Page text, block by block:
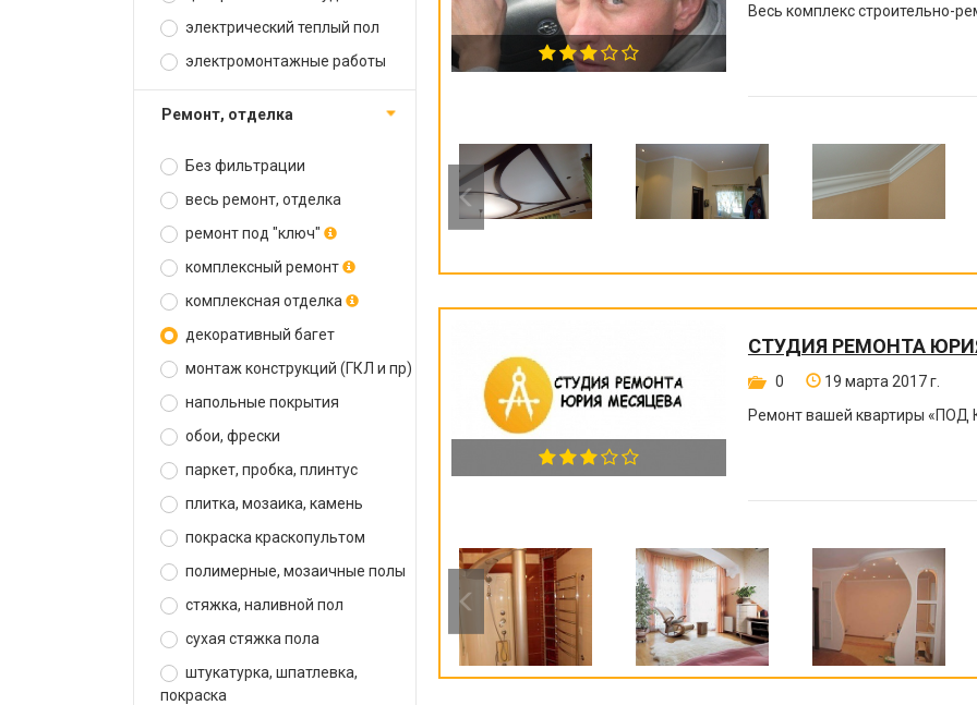
электрический теплый пол
электромонтажные работы
ремонт, отделка
Без фильтрации
весь ремонт, отделка
ремонт под "ключ"
комплексный ремонт
комплексная отделка
декоративный багет
монтаж конструкций (ГКЛ и пр)
напольные покрытия
обои, фрески
паркет, пробка, плинтус
плитка, мозаика, камень
покраска краскопультом
полимерные, мозаичные полы
стяжка, наливной пол
сухая стяжка пола
штукатурка, шпатлевка,
покраска
Весь комплекс строительно-
СТУДИЯ РЕМОНТА
0
19 марта 2017 г.
Ремонт вашей квартиры «ПОД